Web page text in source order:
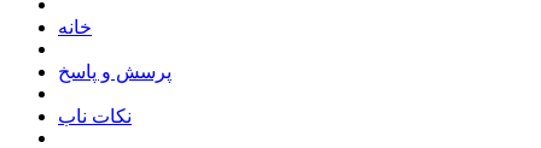
خانه
پرسش و پاسخ
نکات ناب